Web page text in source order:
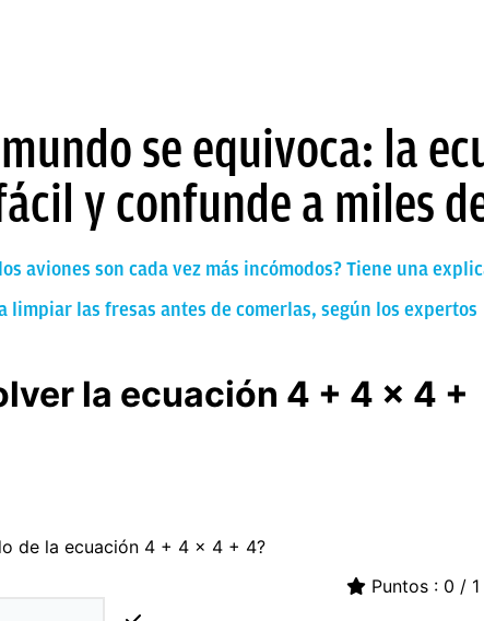
se equivoca: la
y confunde a miles
aviones son cada vez más incómodos? Tiene una
limpiar las fresas antes de comerlas, según los expertos